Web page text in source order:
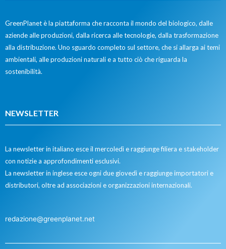
GreenPlanet è la piattaforma che racconta il mondo del biologico, dalle
aziende alle produzioni, dalla ricerca alle tecnologie, dalla trasformazione
alla distribuzione. Uno sguardo completo sul settore, che si allarga ai temi
ambientali, alle produzioni naturali e a tutto ciò che riguarda la
sostenibilità.
NEWSLETTER
La newsletter in italiano esce il mercoledì e raggiunge filiera e stakeholder
con notizie a approfondimenti esclusivi.
La newsletter in inglese esce ogni due giovedì e raggiunge importatori e
distributori, oltre ad associazioni e organizzazioni internazionali.
redazione@greenplanet.net